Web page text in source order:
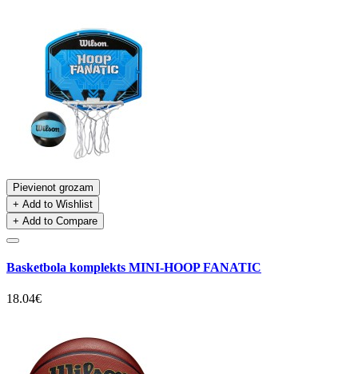
Pievienot grozam
+ Add to Wishlist
+ Add to Compare
Basketbola komplekts MINI-HOOP FANATIC
18.04€